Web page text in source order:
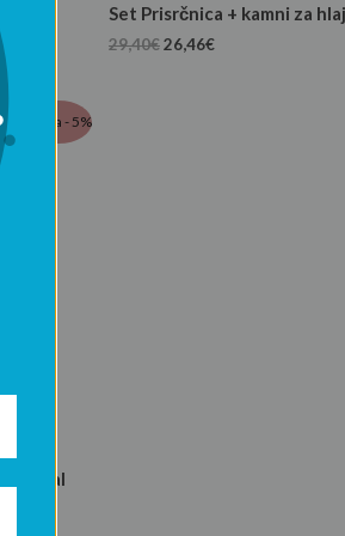
ml Set Prisrčnica + kamni za
29,40€26,46€
Akcija - 5%
animal